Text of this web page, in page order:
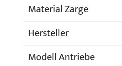
Material Zarge
Hersteller
Modell Antriebe